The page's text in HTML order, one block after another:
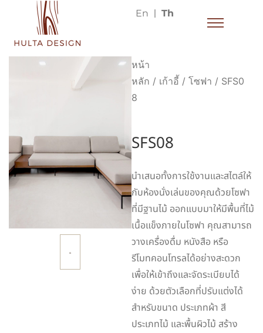
En Th
หน้า
หลัก / เก้าอี้ / โซฟา / SFS0
8
SFS08
นำเสนอทั้งการใช้งานและสไตล์ให้
กับห้องนั่งเล่นของคุณด้วยโซฟา
ที่มีฐานไม้ ออกแบบมาให้มีพื้นที่ไม้
เนื้อแข็งภายในโซฟา คุณสามารถ
วางเครื่องดื่ม หนังสือ หรือ
รีโมทคอนโทรลได้อย่างสะดวก
เพื่อให้เข้าถึงและจัดระเบียบได้
ง่าย ด้วยตัวเลือกที่ปรับแต่งได้
สำหรับขนาด ประเภทผ้า สี
ประเภทไม้ และพื้นผิวไม้ สร้าง